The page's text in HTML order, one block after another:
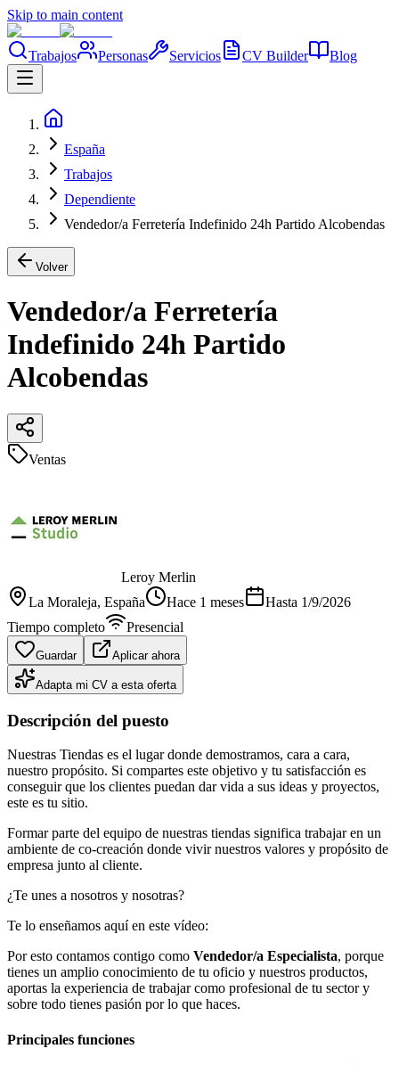
Skip to main content
Trabajos Personas Servicios CV Builder Blog
España
Trabajos
Dependiente
Vendedor/a Ferretería Indefinido 24h Partido Alcobendas
Volver
Vendedor/a Ferretería
Indefinido 24h Partido
Alcobendas
Ventas
Leroy Merlin
La Moraleja, España Hace 1 meses Hasta 1/9/2026
Tiempo completo
Presencial
Guardar Aplicar ahora
Adapta mi CV a esta oferta
Descripción del puesto
Nuestras Tiendas es el lugar donde demostramos, cara a cara,
nuestro propósito. Si compartes este objetivo y tu satisfacción es
conseguir que los clientes puedan dar vida a sus ideas y proyectos,
este es tu sitio.
Formar parte del equipo de nuestras tiendas significa trabajar en un
ambiente de co-creación donde vivir nuestros valores y propósito de
empresa junto al cliente.
¿Te unes a nosotros y nosotras?
Te lo enseñamos aquí en este vídeo:
Por esto contamos contigo como Vendedor/a Especialista, porque
tienes un amplio conocimiento de tu oficio y nuestros productos,
aportas la experiencia de trabajar como profesional de tu sector y
sobre todo tienes pasión por lo que haces.
Principales funciones